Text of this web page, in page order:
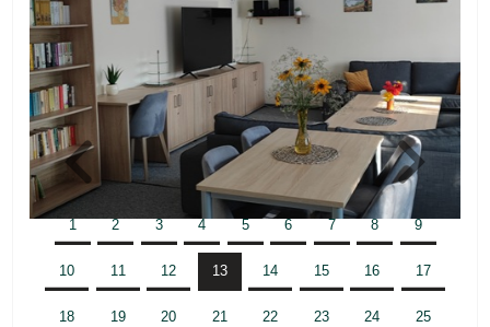
1 2 3 4 5 6 7 8 9
10 11 12 13 14 15 16 17
18 19 20 21 22 23 24 25